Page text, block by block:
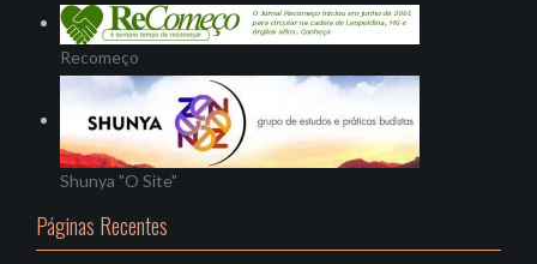
Recomeço
Shunya "O Site"
Páginas Recentes